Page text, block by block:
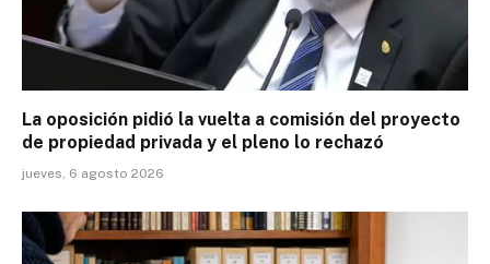
La oposición pidió la vuelta a comisión del proyecto
de propiedad privada y el pleno lo rechazó
jueves, 6 agosto 2026